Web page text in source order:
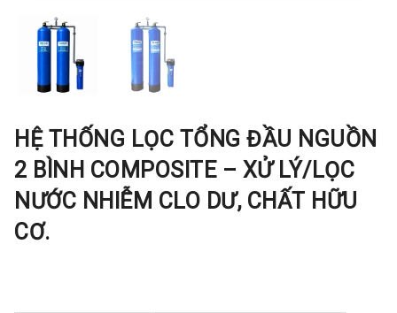
HỆ THỐNG LỌC TỔNG ĐẦU NGUỒN
2 BÌNH COMPOSITE – XỬ LÝ/LỌC
NƯỚC NHIỄM CLO DƯ, CHẤT HỮU
CƠ.